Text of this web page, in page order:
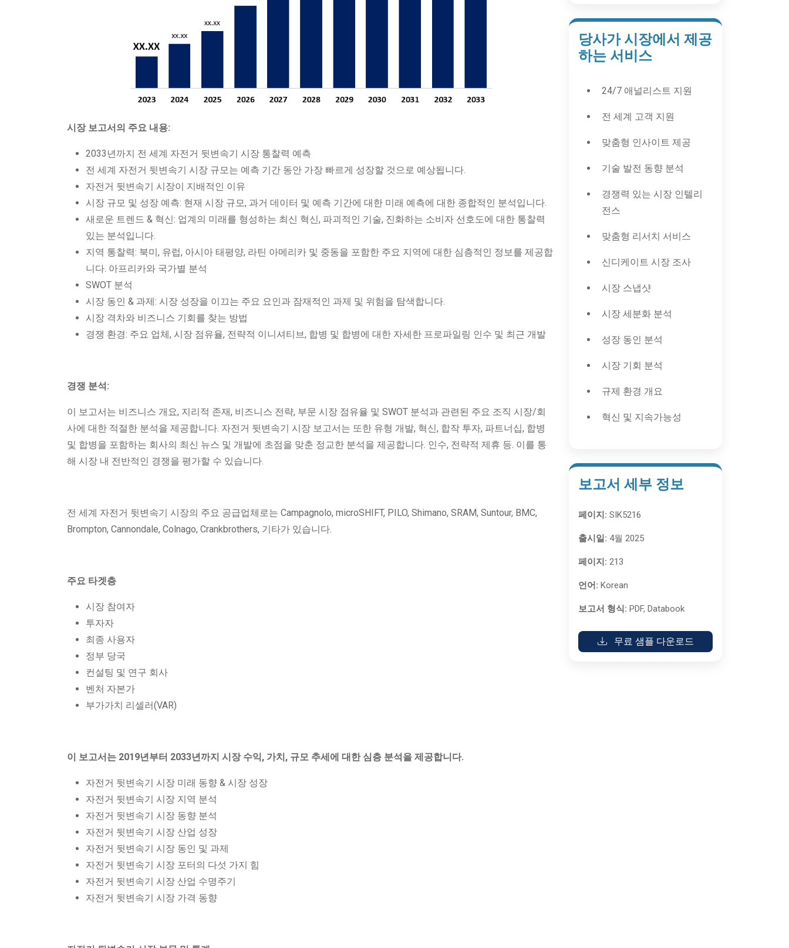
시장 보고서의 주요 내용:
2033년까지 전 세계 자전거 뒷변속기 시장 통찰력 예측
전 세계 자전거 뒷변속기 시장 규모는 예측 기간 동안 가장 빠르게 성장할 것으로 예상됩니다.
자전거 뒷변속기 시장이 지배적인 이유
시장 규모 및 성장 예측: 현재 시장 규모, 과거 데이터 및 예측 기간에 대한 미래 예측에 대한 종합적인 분석입니다.
새로운 트렌드 & 혁신: 업계의 미래를 형성하는 최신 혁신, 파괴적인 기술, 진화하는 소비자 선호도에 대한 통찰력
있는 분석입니다.
지역 통찰력: 북미, 유럽, 아시아 태평양, 라틴 아메리카 및 중동을 포함한 주요 지역에 대한 심층적인 정보를 제공합
니다. 아프리카와 국가별 분석
SWOT 분석
시장 동인 & 과제: 시장 성장을 이끄는 주요 요인과 잠재적인 과제 및 위험을 탐색합니다.
시장 격차와 비즈니스 기회를 찾는 방법
경쟁 환경: 주요 업체, 시장 점유율, 전략적 이니셔티브, 합병 및 합병에 대한 자세한 프로파일링 인수 및 최근 개발
경쟁 분석:
이 보고서는 비즈니스 개요, 지리적 존재, 비즈니스 전략, 부문 시장 점유율 및 SWOT 분석과 관련된 주요 조직 시장/회
사에 대한 적절한 분석을 제공합니다. 자전거 뒷변속기 시장 보고서는 또한 유형 개발, 혁신, 합작 투자, 파트너십, 합병
및 합병을 포함하는 회사의 최신 뉴스 및 개발에 초점을 맞춘 정교한 분석을 제공합니다. 인수, 전략적 제휴 등. 이를 통
해 시장 내 전반적인 경쟁을 평가할 수 있습니다.
전 세계 자전거 뒷변속기 시장의 주요 공급업체로는 Campagnolo, microSHIFT, PILO, Shimano, SRAM, Suntour, BMC,
Brompton, Cannondale, Colnago, Crankbrothers, 기타가 있습니다.
주요 타겟층
시장 참여자
투자자
최종 사용자
정부 당국
컨설팅 및 연구 회사
벤처 자본가
부가가치 리셀러(VAR)
이 보고서는 2019년부터 2033년까지 시장 수익, 가치, 규모 추세에 대한 심층 분석을 제공합니다.
자전거 뒷변속기 시장 미래 동향 & 시장 성장
자전거 뒷변속기 시장 지역 분석
자전거 뒷변속기 시장 동향 분석
자전거 뒷변속기 시장 산업 성장
자전거 뒷변속기 시장 동인 및 과제
자전거 뒷변속기 시장 포터의 다섯 가지 힘
자전거 뒷변속기 시장 산업 수명주기
자전거 뒷변속기 시장 가격 동향
당사가 시장에서 제공
하는 서비스
24/7 애널리스트 지원
전 세계 고객 지원
맞춤형 인사이트 제공
기술 발전 동향 분석
경쟁력 있는 시장 인텔리
전스
맞춤형 리서치 서비스
신디케이트 시장 조사
시장 스냅샷
시장 세분화 분석
성장 동인 분석
시장 기회 분석
규제 환경 개요
혁신 및 지속가능성
보고서 세부 정보
페이지: SIK5216
출시일: 4월 2025
페이지: 213
언어: Korean
보고서 형식: PDF, Databook
무료 샘플 다운로드